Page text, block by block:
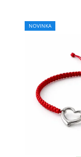
NOVINKA